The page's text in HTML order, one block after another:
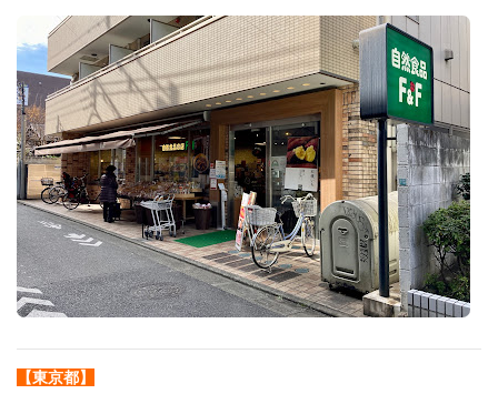
【東京都】